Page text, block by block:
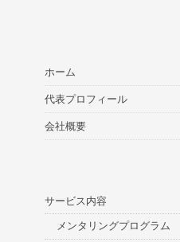
ホーム
代表プロフィール
会社概要
サービス内容
メンタリングプログラム